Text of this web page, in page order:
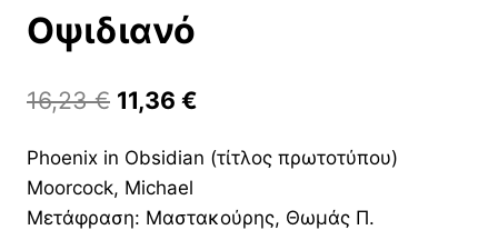
Οψιδιανό
16,23€ Original
was:
16,23 €.
11,36 €
τιμή
είναι:
Phoenix in Obsidian (τίτλος πρωτοτύπου)
Moorcock, Michael
Μετάφραση: Μαστακούρης, Θωμάς Π.